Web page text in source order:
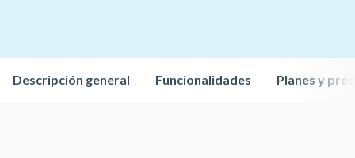
Descripción general Funcionalidades Planes y